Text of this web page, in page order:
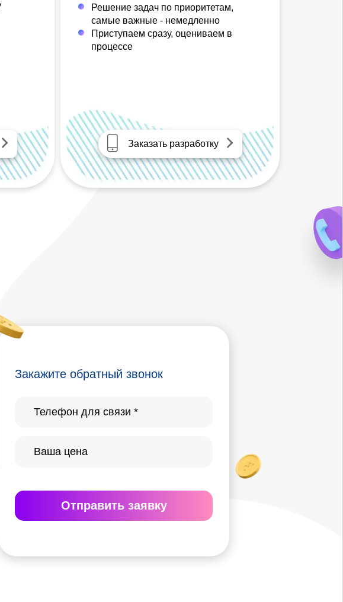
Решение задач по приоритетам,
самые важные - немедленно
Приступаем сразу, оцениваем в
процессе
Заказать разработку
Закажите обратный звонок
Отправить заявку